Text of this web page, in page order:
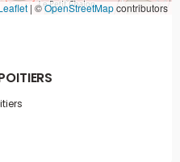
| ©OpenStreetMapcontributors